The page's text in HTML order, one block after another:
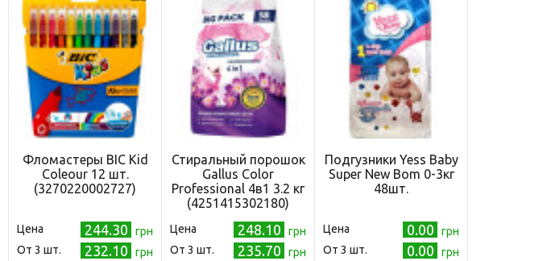
Фломастеры BIC Кid
Coleour 12 шт.
(3270220002727)
Цена 244.30
грн
Oт 3 шт.
232.10
грн
Стиральный порошок
Gallus Color
Professional 4в1 3.2 кг
(4251415302180)
Цена 248.10
грн
Oт 3 шт.
235.70
грн
Подгузники Yess Baby
Super New Bom 0-3кг
48шт.
Цена 0.00
грн
Oт 3 шт.
0.00
грн